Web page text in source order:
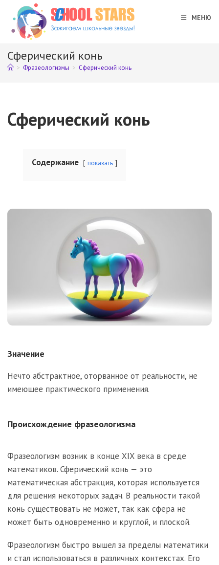
Перейти
содержимому
МЕНЮ
Сферический конь
> Фразеологизмы > Сферический конь
Сферический конь
Содержание показать
Значение
Нечто абстрактное, оторванное от реальности, не
имеющее практического применения.
Происхождение фразеологизма
Фразеологизм возник в конце XIX века в среде
математиков. Сферический конь — это
математическая абстракция, которая используется
для решения некоторых задач. В реальности такой
конь существовать не может, так как сфера не
может быть одновременно и круглой, и плоской.
Фразеологизм быстро вышел за пределы математики
и стал использоваться в различных контекстах. Его